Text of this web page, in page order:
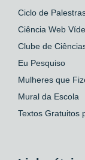
Ciclo de
Ciência Web
Clube de
Eu Pesquiso
Mulheres que
Mural da Escola
Textos Gratuitos